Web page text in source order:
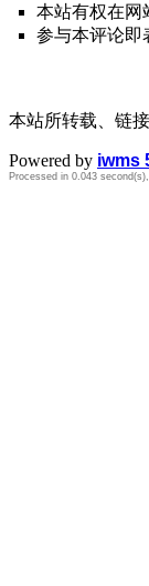
本站有权在网
参与本评论即
本站所转载、链
Powered by iwms
Processed in 0.043